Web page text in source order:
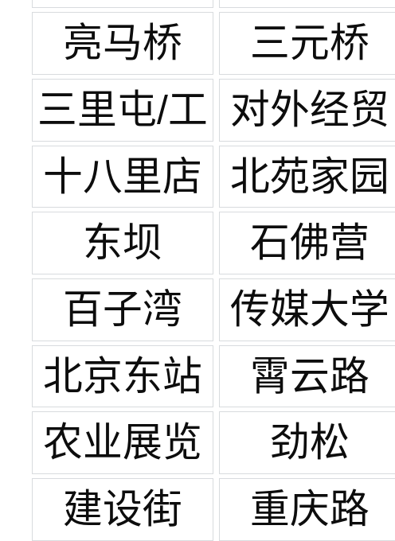
亮马桥 三元桥
三里屯/工
体
对外经贸
十八里店
北苑家园
东坝 石佛营
百子湾
传媒大学
北京东站
霄云路
农业展览
馆
劲松
建设街
重庆路